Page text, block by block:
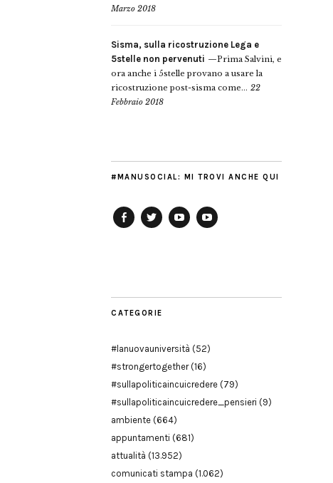
Marzo 2018
Sisma, sulla ricostruzione Lega e
5stelle non pervenuti
Prima Salvini, e
ora anche i 5stelle provano a usare la
ricostruzione post-sisma come... 22
Febbraio 2018
#MANUSOCIAL: MI TROVI ANCHE QUI
CATEGORIE
#lanuovauniversità (52)
#strongertogether(16)
#sullapoliticaincuicredere (79)
#sullapoliticaincuicredere_pensieri (9)
ambiente (664)
appuntamenti (681)
attualità (13.952)
comunicati stampa (1.062)